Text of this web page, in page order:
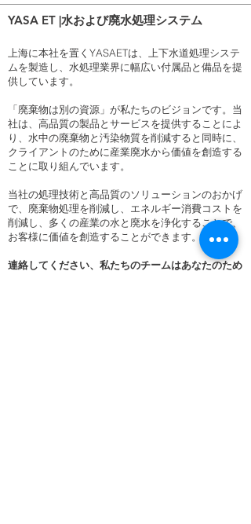
YASA ET |水および廃水処理システム
上海に本社を置くYASAETは、上下水道処理システ
ムを製造し、水処理業界に幅広い付属品と備品を提
供しています。
「廃棄物は別の資源」が私たちのビジョンです。当
社は、高品質の製品とサービスを提供することによ
り、水中の廃棄物と汚染物質を削減すると同時に、
クライアントのために産業廃水から価値を創造する
ことに取り組んでいます。
当社の処理技術と高品質のソリューションのおかげ
で、廃棄物処理を削減し、エネルギー消費コストを
削減し、多くの産業の水と廃水を浄化することで、
お客様に価値を創造することができます。
連絡してください、私たちのチームはあなたのため